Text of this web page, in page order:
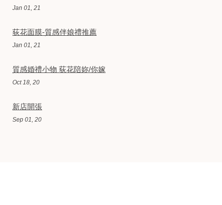
Jan 01, 21
荻花面膜-質感伴娘禮推薦
Jan 01, 21
質感婚禮小物 荻花陪妳/你嫁
Oct 18, 20
新店開張
Sep 01, 20